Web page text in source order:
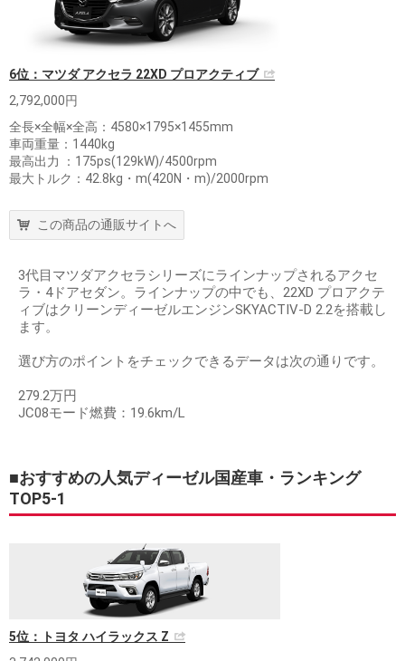
6位：マツダ アクセラ 22XD プロアクティブ
2,792,000円
全長×全幅×全高：4580×1795×1455mm
車両重量：1440kg
最高出力 ：175ps(129kW)/4500rpm
最大トルク：42.8kg・m(420N・m)/2000rpm
この商品の通販サイトへ
3代目マツダアクセラシリーズにラインナップされるアクセ
ラ・4ドアセダン。ラインナップの中でも、22XD プロアクテ
ィブはクリーンディーゼルエンジンSKYACTIV‐D 2.2を搭載し
ます。
選び方のポイントをチェックできるデータは次の通りです。
279.2万円
JC08モード燃費：19.6km/L
■おすすめの人気ディーゼル国産車・ランキング
TOP5-1
5位：トヨタ ハイラックス Z